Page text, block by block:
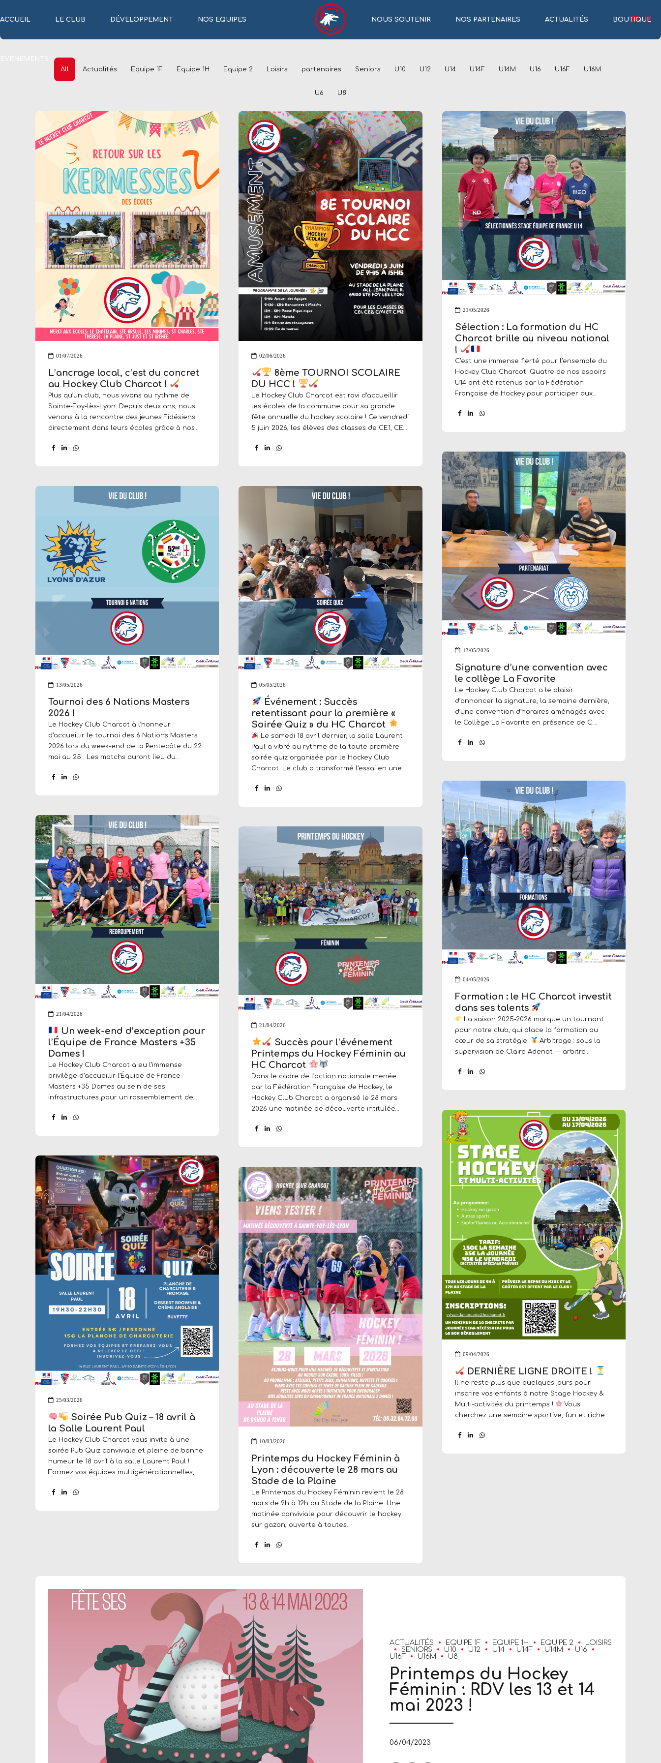
ACCUEIL LE CLUB DÉVELOPPEMENT NOS EQUIPES NOUS SOUTENIR NOS PARTENAIRES ACTUALITÉS BOUTIQUE
All Actualités Equipe 1F Equipe 1H Equipe 2 Loisirs partenaires Seniors U10 U12 U14 U14F U14M U16 U16F U16M
U6 U8
01/07/2026
L’ancrage local, c’est du concret
au Hockey Club Charcot !
Plus qu’un club, nous vivons au rythme de
Sainte-Foy-lès-Lyon. Depuis deux ans, nous
venons à la rencontre des jeunes Fidésiens
directement dans leurs écoles grâce à nos
d’année. Et le succès est impressionnant !
est un sport pour toutes et tous. Nous
sommes fiers d’atteindre 51 % de filles sur nos
immense merci aux écoles partenaires pour...
02/06/2026
8ème TOURNOI SCOLAIRE
DU HCC !
Le Hockey Club Charcot est ravi d’accueillir
les écoles de la commune pour sa grande
fête annuelle du hockey scolaire ! Ce vendredi
5 juin 2026, les élèves des classes de CE1, CE2,
s’emparer des crosses pour une journée
programme de la journée :
9h15 : Accueil
des équipes
9h30 – 12h00 : Rencontres &
Matchs
12h00 – 13h00 : Pause Pique-nique
13h00...
21/05/2026
Sélection : La formation du HC
Charcot brille au niveau national
!
C’est une immense fierté pour l’ensemble du
Hockey Club Charcot. Quatre de nos espoirs
U14 ont été retenus par la Fédération
Française de Hockey pour participer aux
Cap sur le stage « Ambition Bleues » à
22 au 25 juin 2026. Ce stage regroupera les
meilleures joueuses françaises de la
catégorie pour 4 jours d’immersion dans le
haut niveau. Au programme : travail intensif
(physique, technique, tactique, mental), deux
entraînements quotidiens et des ateliers
spécifiques «...
13/05/2026
Signature d’une convention avec
le collège La Favorite
Le Hockey Club Charcot a le plaisir
d’annoncer la signature, la semaine dernière,
d’une convention d’horaires aménagés avec
le Collège La Favorite en présence de C.
Cet accord permettra aux collégiens
étape importante et structurante dans le
développement de notre club. Une
opportunité idéal pour s’épanouir sur le
terrain comme en classe ! Go Charcot !
13/05/2026
Tournoi des 6 Nations Masters
2026 !
Le Hockey Club Charcot à l’honneur
d’accueillir le tournoi des 6 Nations Masters
2026 lors du week-end de la Pentecôte du 22
mai au 25 . Les matchs auront lieu du
équipes venant d’Espagne, d’Angleterre, de
Hockey Club Charcot évoluent. Voici le
calendrier des matchs :
https://tournifyapp.com/live/6nations2026/schedule
Venez encourager les équipes et profiter de
la belle ambiance qui accompagne toujours
ce tournoi, où qu’il se déroule en Europe.
05/05/2026
Événement : Succès
retentissant pour la première «
Soirée Quiz » du HC Charcot
Le samedi 18 avril dernier, la salle Laurent
Paul a vibré au rythme de la toute première
soirée quiz organisée par le Hockey Club
Charcot. Le club a transformé l’essai en une
l’engagement des bénévoles et
l’événement a mis à l’honneur le terroir local
grâce aux partenariats noués avec la
boucherie Jacquin et la fromagerie de la
Plaine. Ces collaborations ont permis de
proposer des plateaux de charcuterie et de
fromage de qualité, particulièrement
appréciés des convives. Trois sessions, trois...
04/05/2026
Formation : le HC Charcot investit
dans ses talents
La saison 2025-2026 marque un tournant
pour notre club, qui place la formation au
cœur de sa stratégie.
Arbitrage : sous la
supervision de Claire Adenot — arbitre
Olympiques — 11 nouveaux membres suivent
préparent le DF1 sous la responsabilité de
Guillaume Lebourg, tandis que trois coachs
confirmés progressent vers le DF3, diplôme
dispensé par Arnaud Judic,
CTN, Coordinateur formations fédérales à la
Fédération Française de Hockey.
Au final,
ce sont 11 arbitres formés et 6 coachs...
21/04/2026
Un week-end d’exception pour
l’Équipe de France Masters +35
Dames !
Le Hockey Club Charcot a eu l’immense
privilège d’accueillir l’Équipe de France
Masters +35 Dames au sein de ses
infrastructures pour un rassemblement de
nous défendons les couleurs du HCC à
entraîneur. Cette nomination souligne la
qualité de l’enseignement dispensé
quotidiennement auprès de nos adhérents.
Tout au long du week-end, nos joueuses
tricolores ont enchaîné les matchs de
préparation avec passion et engagement.
Deux oppositions intenses étaient au
programme : Un match contre l’Entente...
21/04/2026
Succès pour l’événement
Printemps du Hockey Féminin au
HC Charcot
Dans le cadre de l’action nationale menée
par la Fédération Française de Hockey, le
Hockey Club Charcot a organisé le 28 mars
2026 une matinée de découverte intitulée
Cette initiative vise à encourager et à
leur entourage en remettant des invitations à
leurs amies. En parallèle, un travail de
communication important a été réalisé
auprès de nos écoles partenaires ainsi que
des MJC des environs. Le bilan de cette
matinée est particulièrement positif. Près...
09/04/2026
DERNIÈRE LIGNE DROITE !
Il ne reste plus que quelques jours pour
inscrire vos enfants à notre Stage Hockey &
Multi-activités du printemps !
Vous
cherchez une semaine sportive, fun et riche
s’envolent !
25/03/2026
Soirée Pub Quiz – 18 avril à
la Salle Laurent Paul
Le Hockey Club Charcot vous invite à une
soirée Pub Quiz conviviale et pleine de bonne
humeur le 18 avril à la salle Laurent Paul !
Formez vos équipes multigénérationnelles,
vous à relever le défi dans une ambiance
omnisport-
charcot.assoconnect.com/collect/description/690132-
f-soiree-pub-quiz-18-avril-a-la-salle-laurent-
paul Commencez dès maintenant à recruter
10/03/2026
Printemps du Hockey Féminin à
Lyon : découverte le 28 mars au
Stade de la Plaine
Le Printemps du Hockey Féminin revient le 28
mars de 9h à 12h au Stade de la Plaine. Une
matinée conviviale pour découvrir le hockey
sur gazon, ouverte à toutes.
ACTUALITÉS EQUIPE 1F EQUIPE 1H EQUIPE 2
LOISIRS
SENIORS
U10 U12 U14 U14F U14M
U16
U16F
U16M U8
Printemps du Hockey
Féminin : RDV les 13 et 14
mai 2023 !
06/04/2023